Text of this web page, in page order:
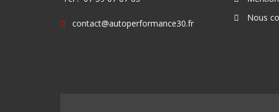
contact@autoperformance30.fr
Nous